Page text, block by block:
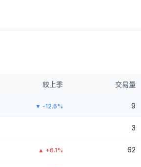
較上季 交易量
▼ -12.6% 9
3
▲ +6.1% 62